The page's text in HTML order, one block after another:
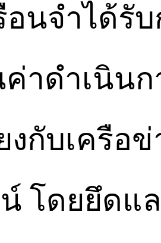
อนจำได้รั
ค่าดำเนิน
งกับเครือ
โดยยึดแ